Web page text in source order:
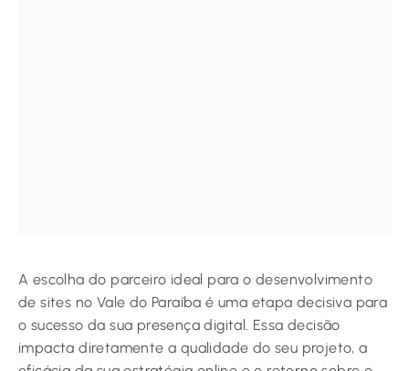
A escolha do parceiro ideal para o desenvolvimento
de sites no Vale do Paraíba é uma etapa decisiva para
o sucesso da sua presença digital. Essa decisão
impacta diretamente a qualidade do seu projeto, a